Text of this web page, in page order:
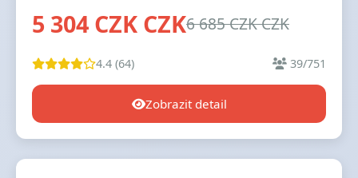
5 304 CZK CZK6 685 CZK CZK
4.4 (64) 39/751
Zobrazit detail